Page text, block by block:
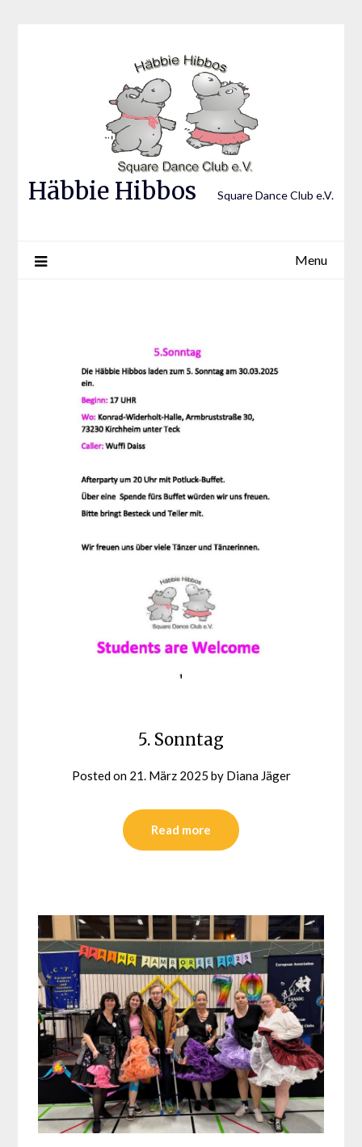
Häbbie Hibbos Square Dance Club e.V.
Menu
5. Sonntag
Posted on 21. März 2025 by Diana Jäger
Read more